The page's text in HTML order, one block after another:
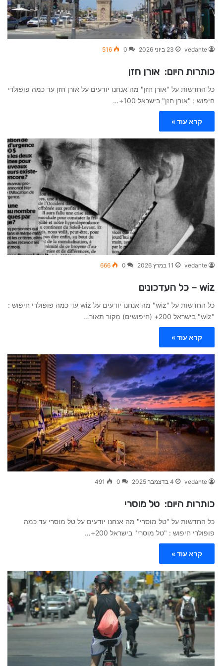
vedante 23 ביוני 2026 0
516
כותרות היום: אורן חזן
כל החדשות על "אורן חזן" מה אנחנו יודעים על אורן חזן עד כמה פופולרי
חיפוש : "אורן חזן" בישראל 100+…
קרא עוד »
vedante 11 במרץ 2026 0
666
wiz – כל העדכונים
כל החדשות על "wiz" מה אנחנו יודעים על wiz עד כמה פופולרי חיפוש :
"wiz" בישראל 200+ (חיפושים) מָקוֹר תאור…
קרא עוד »
vedante 4 בדצמבר 2025 0
491
כותרות היום: טל מוסרי
כל החדשות על "טל מוסרי" מה אנחנו יודעים על טל מוסרי עד כמה
פופולרי חיפוש : "טל מוסרי" בישראל 200+…
קרא עוד »